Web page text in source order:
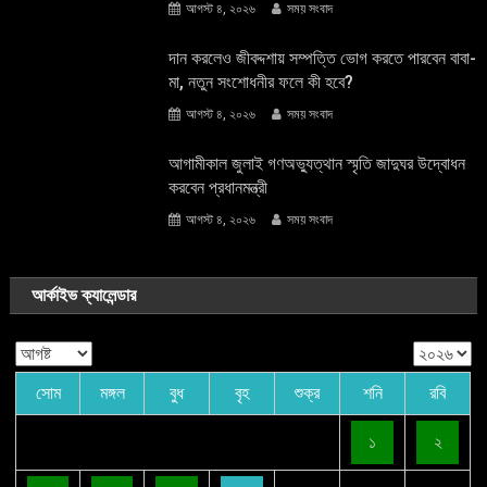
আগস্ট ৪, ২০২৬ সময় সংবাদ
দান করলেও জীবদ্দশায় সম্পত্তি ভোগ করতে পারবেন বাবা-
মা, নতুন সংশোধনীর ফলে কী হবে?
আগস্ট ৪, ২০২৬ সময় সংবাদ
আগামীকাল জুলাই গণঅভ্যুত্থান স্মৃতি জাদুঘর উদ্বোধন
করবেন প্রধানমন্ত্রী
আগস্ট ৪, ২০২৬ সময় সংবাদ
আর্কাইভ ক্যালেন্ডার
সোম মঙ্গল বুধ বৃহ শুক্র শনি রবি
১ ২